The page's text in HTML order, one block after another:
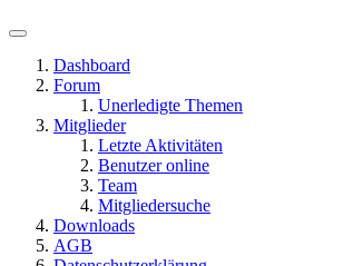
Dashboard
Forum
Unerledigte Themen
Mitglieder
Letzte Aktivitäten
Benutzer online
Team
Mitgliedersuche
Downloads
AGB